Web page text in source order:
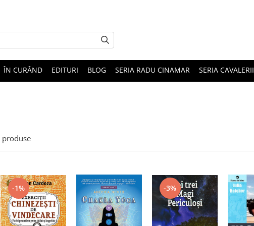
ÎN CURÂND EDITURI BLOG SERIA RADU CINAMAR SERIA CAVALERII
produse
-1% -3%